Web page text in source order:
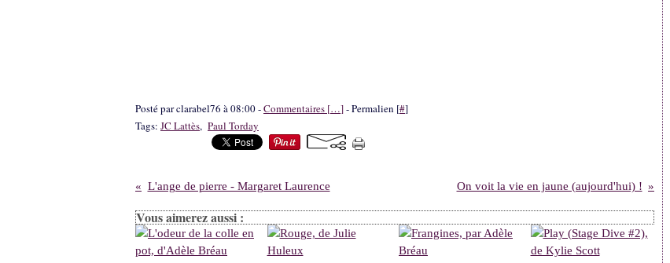
Posté par clarabel76 à 08:00 -Commentaires […]- Permalien [#]
Tags: JC Lattès, Paul Torday
L'ange de pierre - Margaret Laurence On voit la vie en jaune (aujourd'hui) !
Vous aimerez aussi :